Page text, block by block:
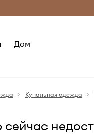
Бесплатная доставка из ЕС
Дом
Купальная одежда
сейчас